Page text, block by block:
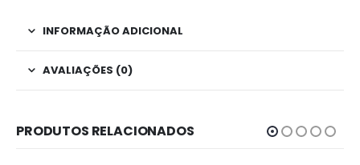
INFORMAÇÃO ADICIONAL
AVALIAÇÕES (0)
PRODUTOS RELACIONADOS